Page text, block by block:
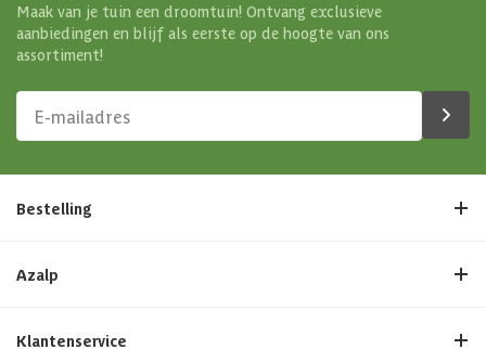
Maak van je tuin een droomtuin! Ontvang exclusieve
aanbiedingen en blijf als eerste op de hoogte van ons
assortiment!
Bestelling
Azalp
Klantenservice